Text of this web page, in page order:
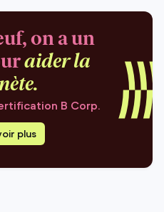
on a un
aider la
B Corp.
plus